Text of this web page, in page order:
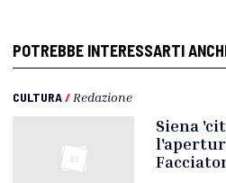
POTREBBE INTERESSARTI
CULTURA/ Redazione
Siena